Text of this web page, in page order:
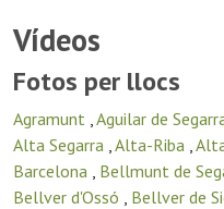
Vídeos
Fotos per llocs
Agramunt ,Aguilar de
Alta Segarra ,Alta-Riba ,
Barcelona , Bellmunt de
Bellver d'Ossó , Bellver de